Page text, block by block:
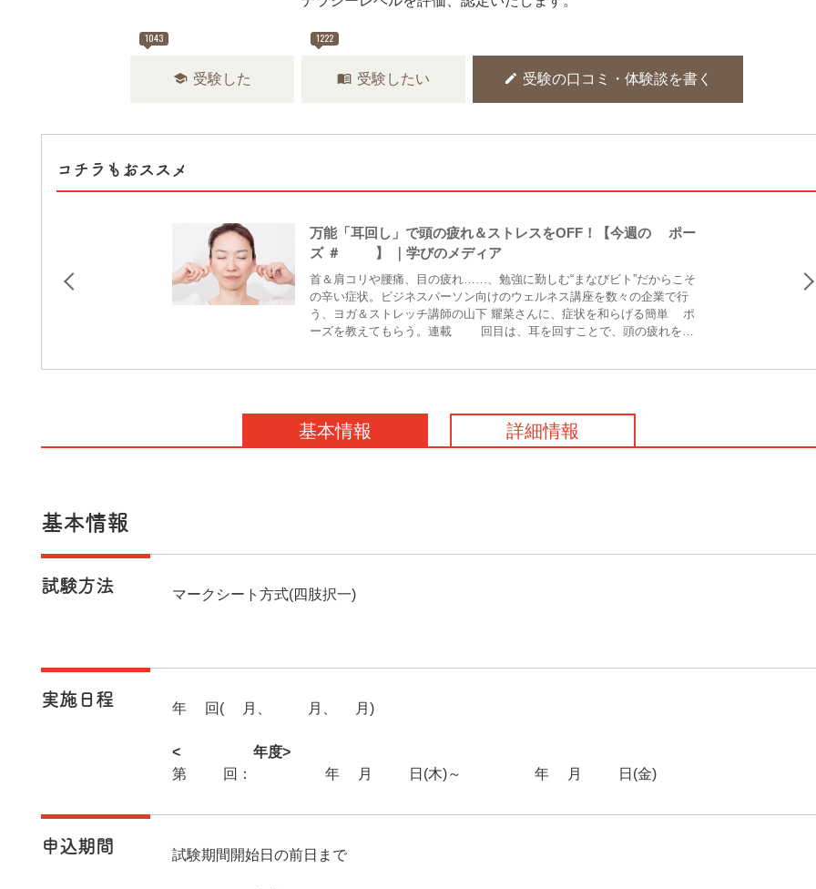
1043
school 受験した
1222
menu_book 受験したい edit 受験の口コミ・体験談を書く
コチラもおススメ
万能「耳回し」で頭の疲れ＆ストレスをOFF！【今週の1ポー
ズ ＃23】 ｜学びのメディア
首＆肩コリや腰痛、目の疲れ……、勉強に勤しむ“まなびビト”だからこそ
の辛い症状。ビジネスパーソン向けのウェルネス講座を数々の企業で行
う、ヨガ＆ストレッチ講師の山下 耀菜さんに、症状を和らげる簡単1ポ
ーズを教えてもらう。連載23回目は、耳を回すことで、頭の疲れをオ
基本情報 詳細情報
基本情報
試験方法 マークシート方式(四肢択一)
実施日程 年3回(7月、10月、3月)
<2025年度>
第26回：2026年1月22日(木)～2026年2月13日(金)
申込期間 試験期間開始日の前日まで